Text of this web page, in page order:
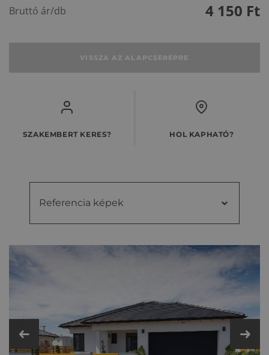
Bruttó ár/db 4 150 Ft
VISSZA AZ ALAPCSERÉPRE
SZAKEMBERT KERES? HOL KAPHATÓ?
Referencia képek
Videók
Fém- és műanyag kiegészítők
képek